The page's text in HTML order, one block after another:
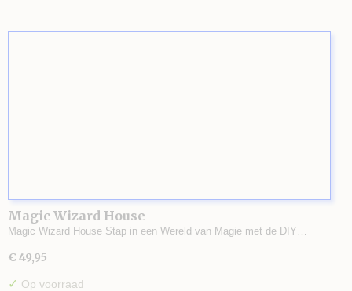
Magic Wizard House
Magic Wizard House Stap in een Wereld van Magie met de DIY…
€ 49,95
✓ Op voorraad